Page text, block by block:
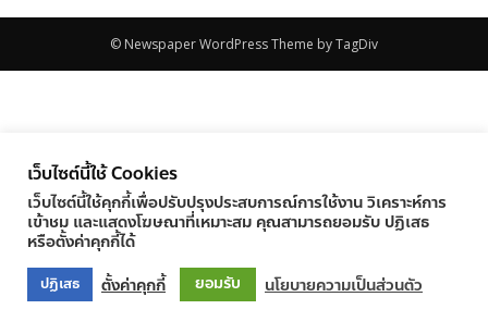
© Newspaper WordPress Theme by TagDiv
เว็บไซต์นี้ใช้ Cookies
เว็บไซต์นี้ใช้คุกกี้เพื่อปรับปรุงประสบการณ์การใช้งาน วิเคราะห์การ
เข้าชม และแสดงโฆษณาที่เหมาะสม คุณสามารถยอมรับ ปฏิเสธ
หรือตั้งค่าคุกกี้ได้
ปฏิเสธ ตั้งค่าคุกกี้ ยอมรับ นโยบายความเป็นส่วนตัว